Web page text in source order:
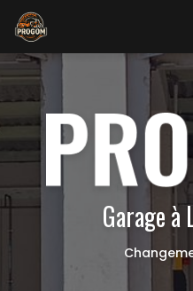
au
contenu
principal
Garage à